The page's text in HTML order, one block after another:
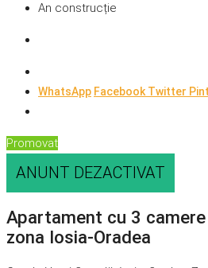
An construcție
WhatsApp FacebookTwitter
Promovat
ANUNT DEZACTIVAT
Apartament cu 3
zona Iosia-Oradea